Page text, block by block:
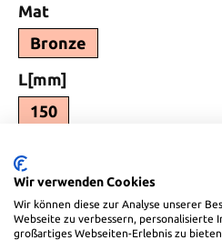
Mat
Bronze
L[mm]
150
Produkt Anzahl: Gib den
Produktnummer: 7120150
Wir verwenden Cookies
Wir können diese zur Analyse unserer
Webseite zu verbessern, personalisierte
großartiges Webseiten-Erlebnis zu